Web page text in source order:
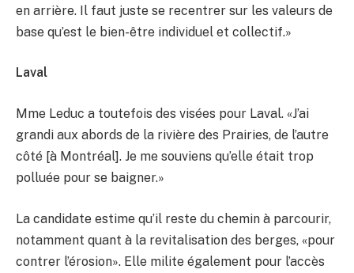
en arrière. Il faut juste se recentrer sur les valeurs de
base qu’est le bien-être individuel et collectif.»
Laval
Mme Leduc a toutefois des visées pour Laval. «J’ai
grandi aux abords de la rivière des Prairies, de l’autre
côté [à Montréal]. Je me souviens qu’elle était trop
polluée pour se baigner.»
La candidate estime qu’il reste du chemin à parcourir,
notamment quant à la revitalisation des berges, «pour
contrer l’érosion». Elle milite également pour l’accès